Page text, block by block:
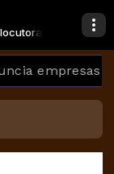
empresas